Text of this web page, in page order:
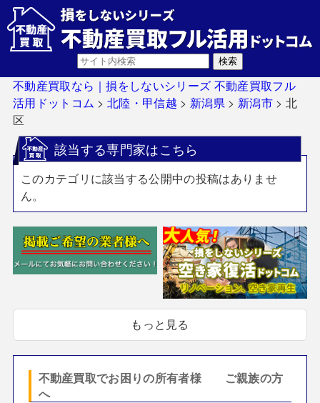
不動産買取なら｜損をしないシリーズ 不動産買取フル
活用ドットコム >北陸・甲信越 > 新潟県 > 新潟市> 北
区
該当する専門家はこちら
このカテゴリに該当する公開中の投稿はありませ
ん。
もっと見る
不動産買取でお困りの所有者様 ご親族の方
へ